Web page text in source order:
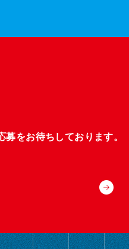
をお待ちしております。